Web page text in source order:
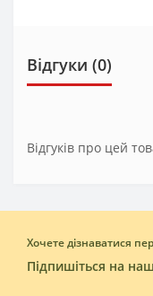
Відгуки (0)
Відгуків про цей
Хочете дізнаватися
Підпишіться на